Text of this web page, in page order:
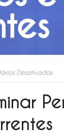
Desativados